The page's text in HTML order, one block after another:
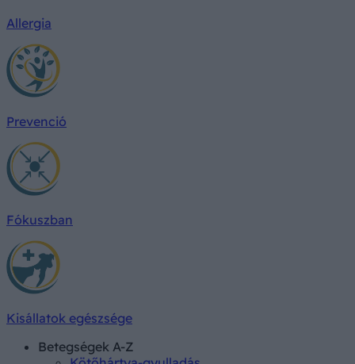
Allergia
Prevenció
Fókuszban
Kisállatok egészsége
Betegségek A-Z